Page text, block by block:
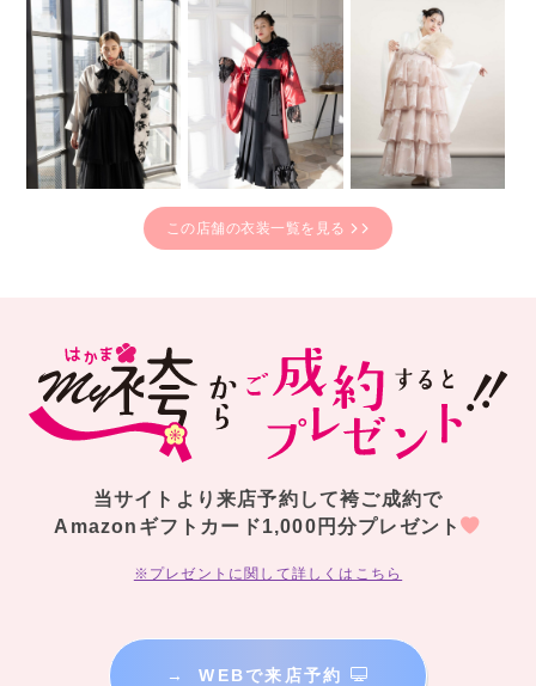
この店舗の衣装一覧を見る
当サイトより来店予約して袴ご成約で
Amazonギフトカード1,000円分プレゼント
※プレゼントに関して詳しくはこちら
→ WEBで来店予約